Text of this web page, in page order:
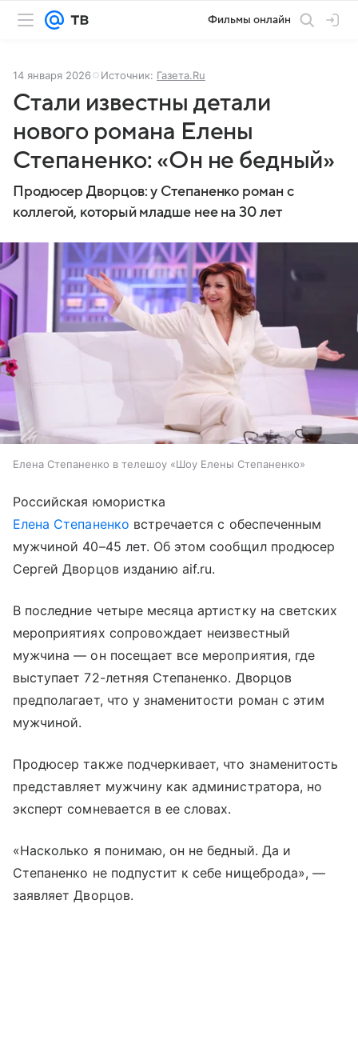
Фильмы онлайн
14 января 2026 Источник: Газета.Ru
Стали известны детали
нового романа Елены
Степаненко: «Он не бедный»
Продюсер Дворцов: у Степаненко роман с
коллегой, который младше нее на 30 лет
Елена Степаненко в телешоу «Шоу Елены Степаненко»
Российская юмористка
Елена Степаненко встречается с обеспеченным
мужчиной 40–45 лет. Об этом сообщил продюсер
Сергей Дворцов изданию aif.ru.
В последние четыре месяца артистку на светских
мероприятиях сопровождает неизвестный
мужчина — он посещает все мероприятия, где
выступает 72-летняя Степаненко. Дворцов
предполагает, что у знаменитости роман с этим
мужчиной.
Продюсер также подчеркивает, что знаменитость
представляет мужчину как администратора, но
эксперт сомневается в ее словах.
«Насколько я понимаю, он не бедный. Да и
Степаненко не подпустит к себе нищеброда», —
заявляет Дворцов.